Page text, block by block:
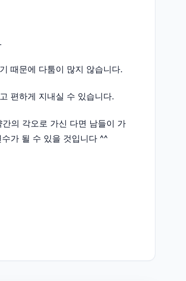
때문에 다툼이 많지 않습니다.
편하게 지내실 수 있습니다.
의 각오로 가신 다면 남들이 가
가 될 수 있을 것입니다 ^^